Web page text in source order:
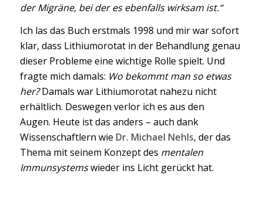
der Migräne, bei der es ebenfalls wirksam ist.“
Ich las das Buch erstmals 1998 und mir war sofort
klar, dass Lithiumorotat in der Behandlung genau
dieser Probleme eine wichtige Rolle spielt. Und
fragte mich damals: Wo bekommt man so etwas
her?Damals war Lithiumorotat nahezu nicht
erhältlich. Deswegen verlor ich es aus den
Augen. Heute ist das anders – auch dank
Wissenschaftlern wie Dr. Michael Nehls, der das
Thema mit seinem Konzept des mentalen
Immunsystemswieder ins Licht gerückt hat.